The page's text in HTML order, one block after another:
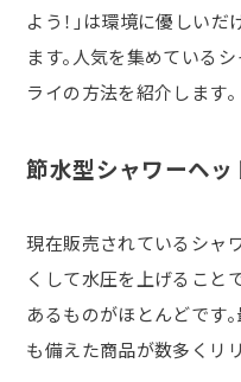
よう！」は環境に優しい
ます。人気を集めている
ライの方法を紹介します。
節水型シャワーヘッ
現在販売されているシャ
くして水圧を上げること
あるものがほとんどです
も備えた商品が数多くリ